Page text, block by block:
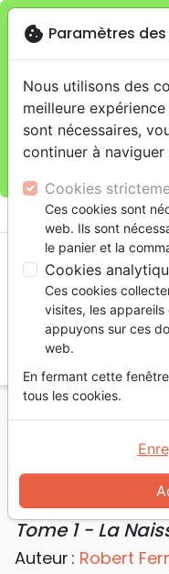
Je veux retirer ma
warningCette boutique en
magasin.
Pour les livraisons à
commandes sur la
Accueil Vidéos
Actes des apôtres
Actes des
Tome 1 - La
Auteur : Robert
cookie Paramètres
Nous utilisons des
meilleure
sont nécessaires,
continuer à naviguer
Cookies
Ces cookies sont
web. Ils sont
le panier et la
Cookies
Ces cookies
visites, les
appuyons sur ces
web.
En fermant cette
tous les cookies.